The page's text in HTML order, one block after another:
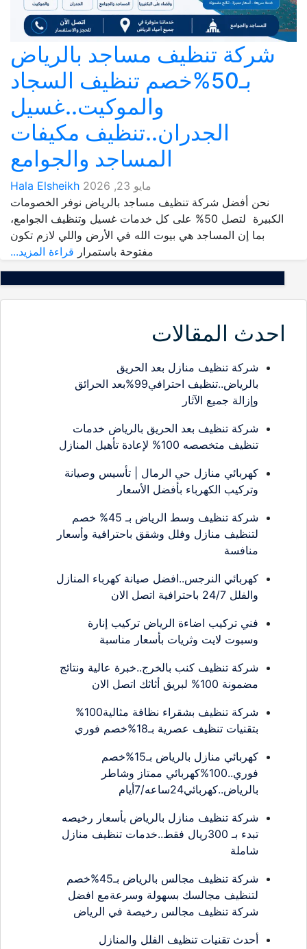
شركة تنظيف مساجد بالرياض
بـ50%خصم تنظيف السجاد
والموكيت..غسيل
الجدران..تنظيف مكيفات
المساجد والجوامع
مايو 23, 2026
Hala Elsheikh
نحن أفضل شركة تنظيف مساجد بالرياض نوفر الخصومات
الكبيرة لتصل 50% على كل خدمات غسيل وتنظيف الجوامع،
بما إن المساجد هي بيوت الله في الأرض واللي لازم تكون
مفتوحة باستمرار قراءة المزيد...
احدث المقالات
شركة تنظيف منازل بعد الحريق
بالرياض..تنظيف احترافي99%بعد الحرائق
وإزالة جميع الآثار
شركة تنظيف بعد الحريق بالرياض خدمات
تنظيف متخصصه 100% لإعادة تأهيل المنازل
كهربائي منازل حي الرمال | تأسيس وصيانة
وتركيب الكهرباء بأفضل الأسعار
شركة تنظيف وسط الرياض بـ 45% خصم
لتنظيف منازل وفلل وشقق باحترافية وأسعار
منافسة
كهربائي النرجس..افضل صيانة كهرباء المنازل
والفلل 24/7 باحترافية اتصل الان
فني تركيب اضاءة الرياض تركيب إنارة
وسبوت لايت وثريات بأسعار مناسبة
شركة تنظيف كنب بالخرج..خبرة عالية ونتائج
مضمونة 100% لبريق أثاثك اتصل الان
شركة تنظيف بشقراء نظافة مثالية100%
بتقنيات تنظيف عصرية بـ18%خصم فوري
كهربائي منازل بالرياض بـ15%خصم
فوري..100%كهربائي ممتاز وشاطر
بالرياض..كهربائي24ساعه/7أيام
شركة تنظيف منازل بالرياض بأسعار رخيصه
تبدء بـ 300ريال فقط..خدمات تنظيف منازل
شاملة
شركة تنظيف مجالس بالرياض بـ45%خصم
لتنظيف مجالسك بسهولة وسرعةمع افضل
شركة تنظيف مجالس رخيصة في الرياض
أحدث تقنيات تنظيف الفلل والمنازل